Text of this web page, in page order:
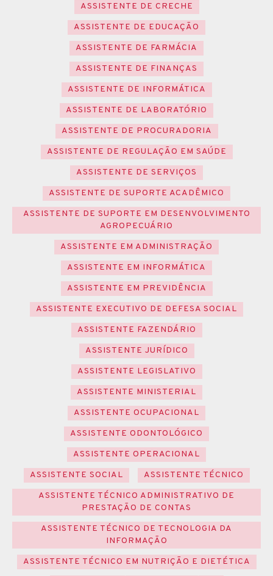
ASSISTENTE DE CRECHE
ASSISTENTE DE EDUCAÇÃO
ASSISTENTE DE FARMÁCIA
ASSISTENTE DE FINANÇAS
ASSISTENTE DE INFORMÁTICA
ASSISTENTE DE LABORATÓRIO
ASSISTENTE DE PROCURADORIA
ASSISTENTE DE REGULAÇÃO EM SAÚDE
ASSISTENTE DE SERVIÇOS
ASSISTENTE DE SUPORTE ACADÊMICO
ASSISTENTE DE SUPORTE EM DESENVOLVIMENTO
AGROPECUÁRIO
ASSISTENTE EM ADMINISTRAÇÃO
ASSISTENTE EM INFORMÁTICA
ASSISTENTE EM PREVIDÊNCIA
ASSISTENTE EXECUTIVO DE DEFESA SOCIAL
ASSISTENTE FAZENDÁRIO
ASSISTENTE JURÍDICO
ASSISTENTE LEGISLATIVO
ASSISTENTE MINISTERIAL
ASSISTENTE OCUPACIONAL
ASSISTENTE ODONTOLÓGICO
ASSISTENTE OPERACIONAL
ASSISTENTE SOCIAL
ASSISTENTE TÉCNICO
ASSISTENTE TÉCNICO ADMINISTRATIVO DE
PRESTAÇÃO DE CONTAS
ASSISTENTE TÉCNICO DE TECNOLOGIA DA
INFORMAÇÃO
ASSISTENTE TÉCNICO EM NUTRIÇÃO E DIETÉTICA